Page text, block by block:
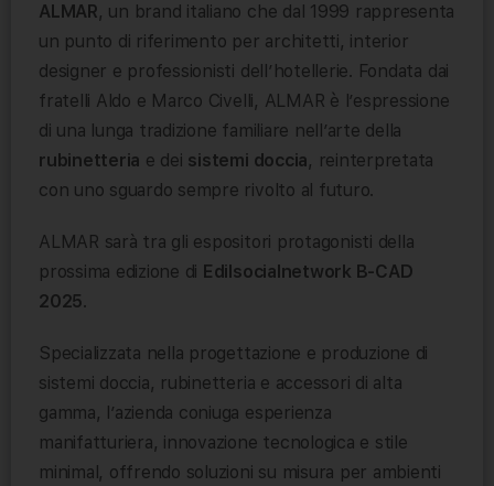
ALMAR, un brand italiano che dal 1999 rappresenta
un punto di riferimento per architetti, interior
designer e professionisti dell’hotellerie. Fondata dai
fratelli Aldo e Marco Civelli, ALMAR è l’espressione
di una lunga tradizione familiare nell’arte della
rubinetteria e dei sistemi doccia, reinterpretata
con uno sguardo sempre rivolto al futuro.
ALMAR sarà tra gli espositori protagonisti della
prossima edizione di Edilsocialnetwork B-CAD
2025.
Specializzata nella progettazione e produzione di
sistemi doccia, rubinetteria e accessori di alta
gamma, l’azienda coniuga esperienza
manifatturiera, innovazione tecnologica e stile
minimal, offrendo soluzioni su misura per ambienti